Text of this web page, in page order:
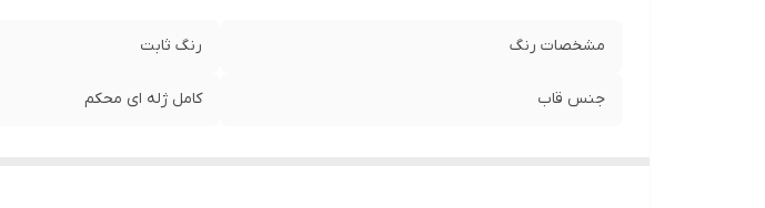
مشخصات رنگ رنگ ثابت
جنس قاب کامل ژله ای محکم